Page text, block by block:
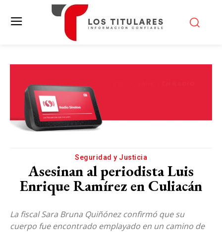
Seguridad y Justicia
Asesinan al periodista Luis
Enrique Ramírez en Culiacán
La fiscal Sara Bruna Quiñónez confirmó que su
cuerpo fue encontrado emplayado en un camino de